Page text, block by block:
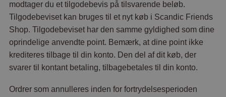
modtager du et tilgodebevis på tilsvarende beløb.
Tilgodebeviset kan bruges til et nyt køb i Scandic Friends
Shop. Tilgodebeviset har den samme gyldighed som dine
oprindelige anvendte point. Bemærk, at dine point ikke
krediteres tilbage til din konto. Den del af dit køb, der
svarer til kontant betaling, tilbagebetales til din konto.
Ordrer som annulleres inden for fortrydelsesperioden